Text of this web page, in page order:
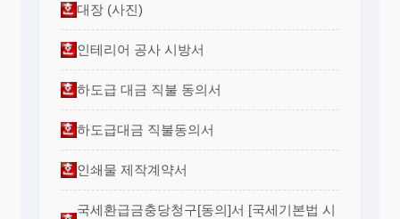
대장 (사진)
인테리어 공사 시방서
하도급 대금 직불 동의서
하도급대금 직불동의서
인쇄물 제작계약서
국세환급금충당청구[동의]서 [국세기본법 시